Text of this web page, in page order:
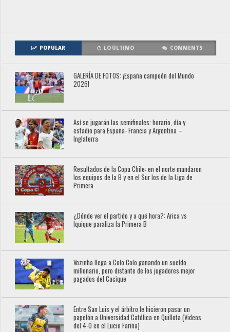
POPULAR LO ÚLTIMO COMMENTS
GALERÍA DE FOTOS: ¡España campeón del Mundo
2026!
Así se jugarán las semifinales: horario, día y
estadio para España- Francia y Argentina –
Inglaterra
Resultados de la Copa Chile: en el norte mandaron
los equipos de la B y en el Sur los de la Liga de
Primera
¿Dónde ver el partido y a qué hora?: Arica vs
Iquique paraliza la Primera B
Vozinha llega a Colo Colo ganando un sueldo
millonario, pero distante de los jugadores mejor
pagados del Cacique
Entre San Luis y el árbitro le hicieron pasar un
papelón a Universidad Católica en Quillota (Videos
del 4-0 en el Lucio Fariña)